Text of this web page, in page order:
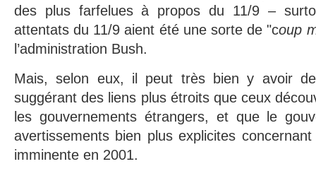
des plus farfelues à propos du 11/9 –
attentats du 11/9 aient été une sorte de "coup
l’administration Bush.
Mais, selon eux, il peut très bien y avoir
suggérant des liens plus étroits que ceux
les gouvernements étrangers, et que le
avertissements bien plus explicites
imminente en 2001.